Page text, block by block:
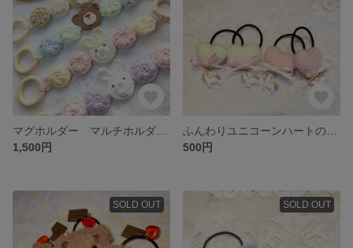
1,500円
500円
SOLD OUT SOLD OUT